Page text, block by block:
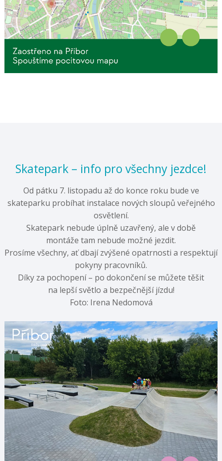
Skatepark – info pro všechny jezdce!
Od pátku 7. listopadu až do konce roku bude ve
skateparku probíhat instalace nových sloupů veřejného
osvětlení.
Skatepark nebude úplně uzavřený, ale v době
montáže tam nebude možné jezdit.
Prosíme všechny, ať dbají zvýšené opatrnosti a respektují
pokyny pracovníků.
Díky za pochopení – po dokončení se můžete těšit
na lepší světlo a bezpečnější jízdu!
Foto: Irena Nedomová